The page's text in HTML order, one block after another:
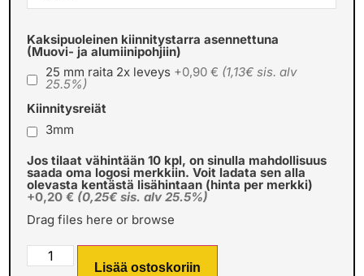
Kaksipuoleinen kiinnitystarra asennettuna
(Muovi- ja alumiinipohjiin)
25 mm raita 2x leveys +0,90 € (1,13€ sis. alv
25.5%)
Kiinnitysreiät
3mm
Jos tilaat vähintään 10 kpl, on sinulla mahdollisuus
saada oma logosi merkkiin. Voit ladata sen alla
olevasta kentästä lisähintaan (hinta per merkki)
+0,20 € (0,25€ sis. alv 25.5%)
Drag files here or browse
Lisää ostoskoriin